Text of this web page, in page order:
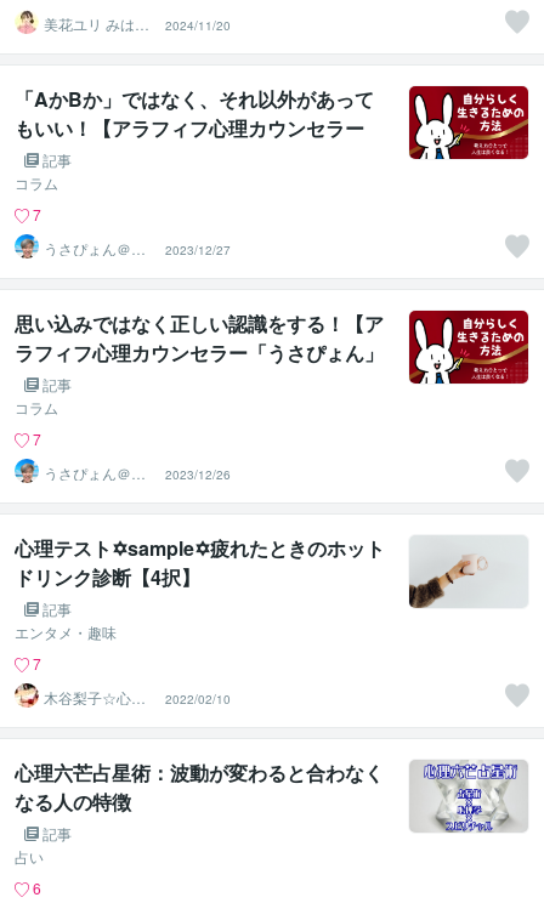
美花ユリ みはな
ゆり
2024/11/20
「AかBか」ではなく、それ以外があって
もいい！【アラフィフ心理カウンセラー
「うさぴょん」のココナラ電話相談】
記事
コラム
7
うさぴょん＠癒
し系アラフィフ
心寄り添い人
2023/12/27
思い込みではなく正しい認識をする！【ア
ラフィフ心理カウンセラー「うさぴょん」
のココナラ電話相談】
記事
コラム
7
うさぴょん＠癒
し系アラフィフ
心寄り添い人
2023/12/26
心理テスト✡sample✡疲れたときのホット
ドリンク診断【4択】
記事
エンタメ・趣味
7
木谷梨子☆心理
テスト制作者☆
ライター
2022/02/10
心理六芒占星術：波動が変わると合わなく
なる人の特徴
記事
占い
6